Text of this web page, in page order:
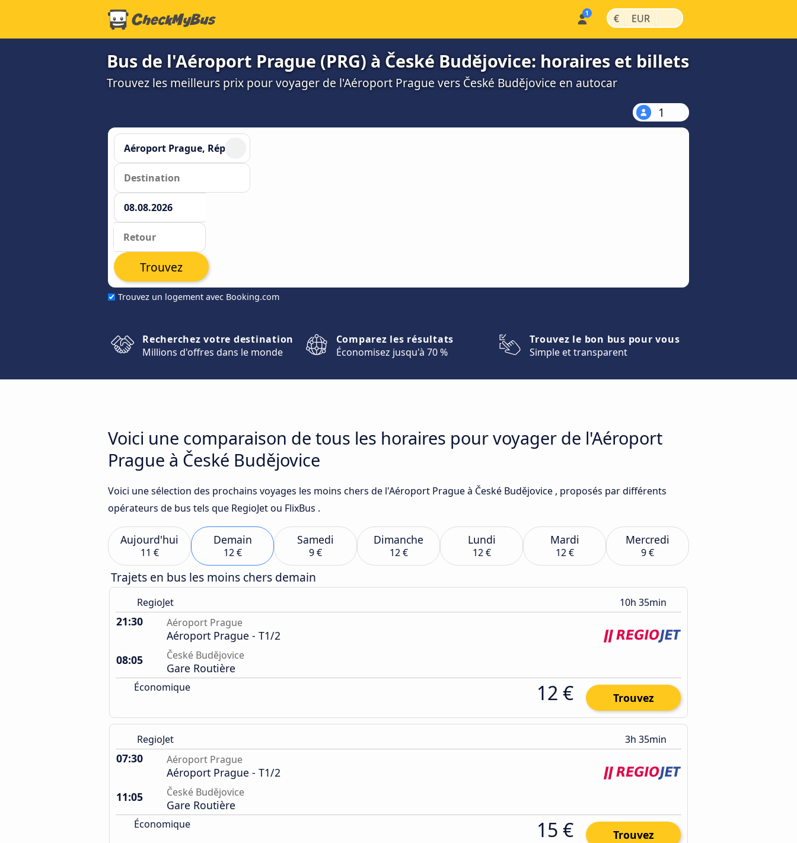
€ | EUR |
Bus de l'Aéroport Prague (PRG) à České Budějovice: horaires et billets
Trouvez les meilleurs prix pour voyager de l'Aéroport Prague vers České Budějovice en autocar
1
Trouvez un logement avec Booking.com
Trouvez
Recherchez votre destination
Millions d'offres dans le monde
Comparez les résultats
Économisez jusqu'à 70 %
Trouvez le bon bus pour vous
Simple et transparent
Voici une comparaison de tous les horaires pour voyager de l'Aéroport
Prague à České Budějovice
Voici une sélection des prochains voyages les moins chers de l'Aéroport Prague à České Budějovice , proposés par différents
opérateurs de bus tels que RegioJet ou FlixBus .
Aujourd'hui
11 €
Demain
12 €
Samedi
9 €
Dimanche
12 €
Lundi
12 €
Mardi
12 €
Mercredi
9 €
Trajets en bus les moins chers demain
RegioJet 10h 35min
21:30 Aéroport Prague
Aéroport Prague - T1/2
08:05
České Budějovice
Gare Routière
Économique 12 € Trouvez
RegioJet 3h 35min
07:30 Aéroport Prague
Aéroport Prague - T1/2
11:05
České Budějovice
Gare Routière
Économique 15 € Trouvez